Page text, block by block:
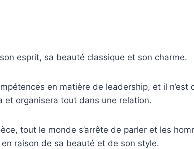
esprit, sa beauté classique et son charme.
en matière de leadership, et il n’est
et organisera tout dans une relation.
tout le monde s’arrête de parler et les
raison de sa beauté et de son style.